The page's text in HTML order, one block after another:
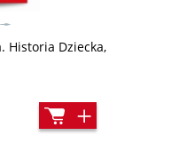
Historia Dziecka,